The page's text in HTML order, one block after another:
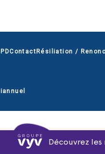
Contact Résiliation /
Découvrez